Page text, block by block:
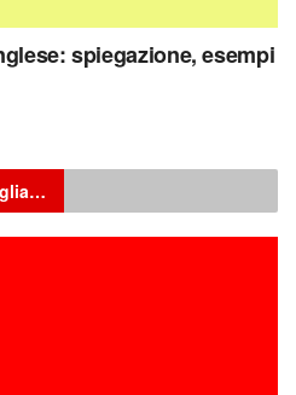
spiegazione, esempi